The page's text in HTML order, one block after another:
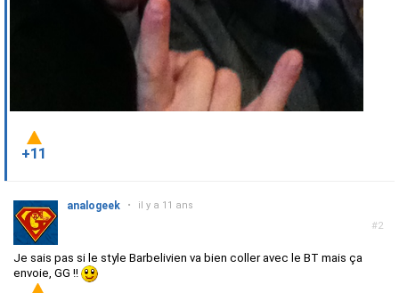
+11
#2
analogeek • il y a 11 ans
Je sais pas si le style Barbelivien va bien coller avec le BT mais ça
envoie, GG !!